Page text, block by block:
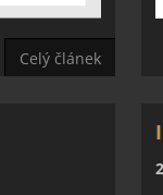
Celý článek